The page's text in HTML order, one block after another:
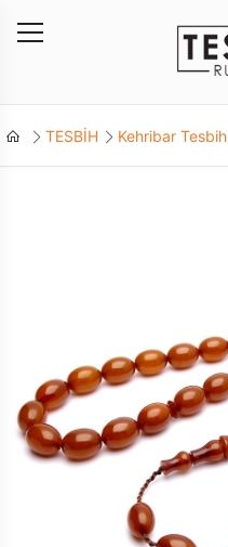
TESBİH Kehribar Tesbih